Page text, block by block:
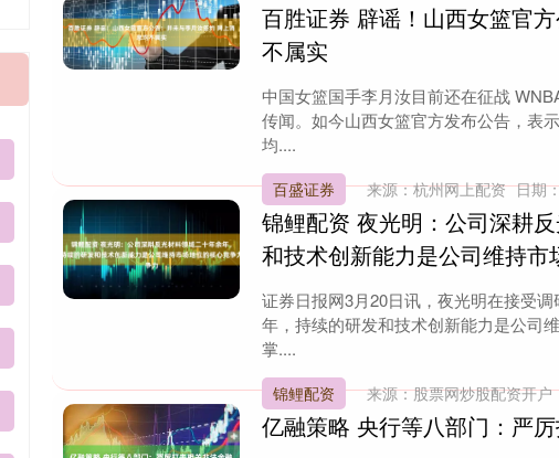
百胜证券 辟谣！山西女篮官
不属实
中国女篮国手李月汝目前还在征战
传闻。如今山西女篮官方发布公告，表
均....
百盛证券 来源：杭州网上配资 日期
锦鲤配资 夜光明：公司深耕
和技术创新能力是公司维持市
证券日报网3月20日讯，夜光明在接受
年，持续的研发和技术创新能力是公司
掌....
锦鲤配资 来源：股票网炒股配资开户
亿融策略 央行等八部门：严